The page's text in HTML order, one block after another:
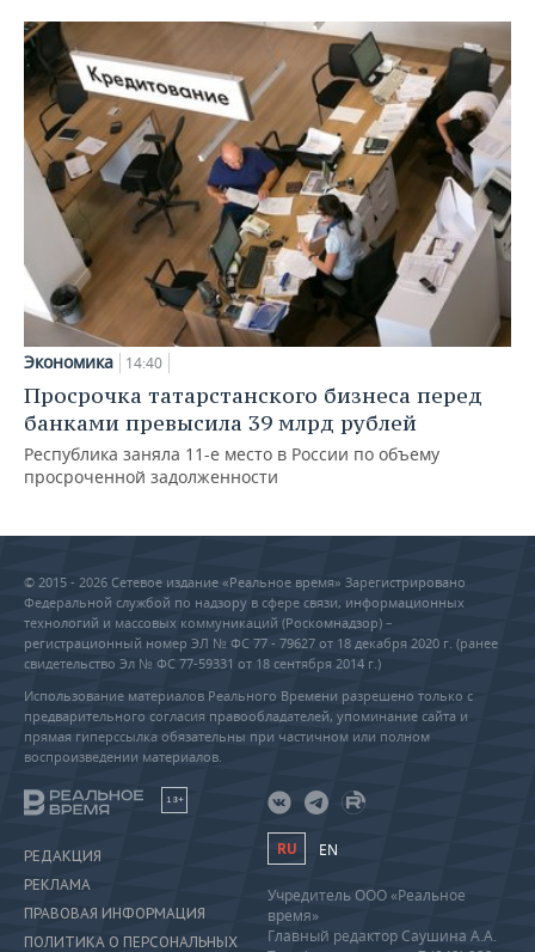
Экономика 14:40
Просрочка татарстанского бизнеса перед
банками превысила 39 млрд рублей
Республика заняла 11-е место в России по объему
просроченной задолженности
© 2015 - 2026 Сетевое издание «Реальное время» Зарегистрировано
Федеральной службой по надзору в сфере связи, информационных
технологий и массовых коммуникаций (Роскомнадзор) –
регистрационный номер ЭЛ № ФС 77 - 79627 от 18 декабря 2020 г. (ранее
свидетельство Эл № ФС 77-59331 от 18 сентября 2014 г.)
Использование материалов Реального Времени разрешено только с
предварительного согласия правообладателей, упоминание сайта и
прямая гиперссылка обязательны при частичном или полном
воспроизведении материалов.
18+
РЕДАКЦИЯ
РЕКЛАМА
ПРАВОВАЯ ИНФОРМАЦИЯ
ПОЛИТИКА О ПЕРСОНАЛЬНЫХ
RU EN
Учредитель ООО «Реальное
время»
Главный редактор Саушина А.А.